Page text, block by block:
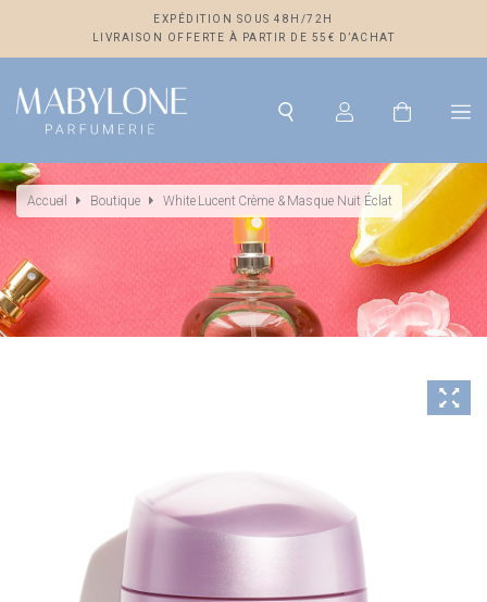
EXPÉDITION SOUS 48H/72H
LIVRAISON OFFERTE À PARTIR DE 55€ D’ACHAT
Accueil Boutique White Lucent Crème & Masque Nuit Éclat